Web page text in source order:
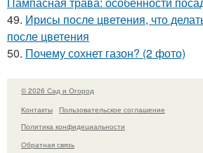
49. Ирисы после цветения, что
после цветения
50. Почему сохнет газон? (2 фото)
© 2026 Сад и Огород
Контакты
Пользовательское соглашение
Политика конфидециальности
Обратная связь